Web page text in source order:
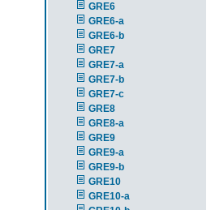
GRE6
GRE6-a
GRE6-b
GRE7
GRE7-a
GRE7-b
GRE7-c
GRE8
GRE8-a
GRE9
GRE9-a
GRE9-b
GRE10
GRE10-a